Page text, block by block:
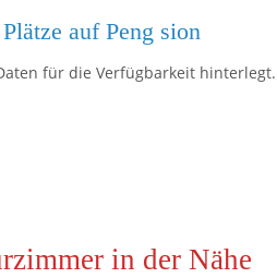
auf Peng sion
für die Verfügbarkeit hinterlegt.
in der Nähe